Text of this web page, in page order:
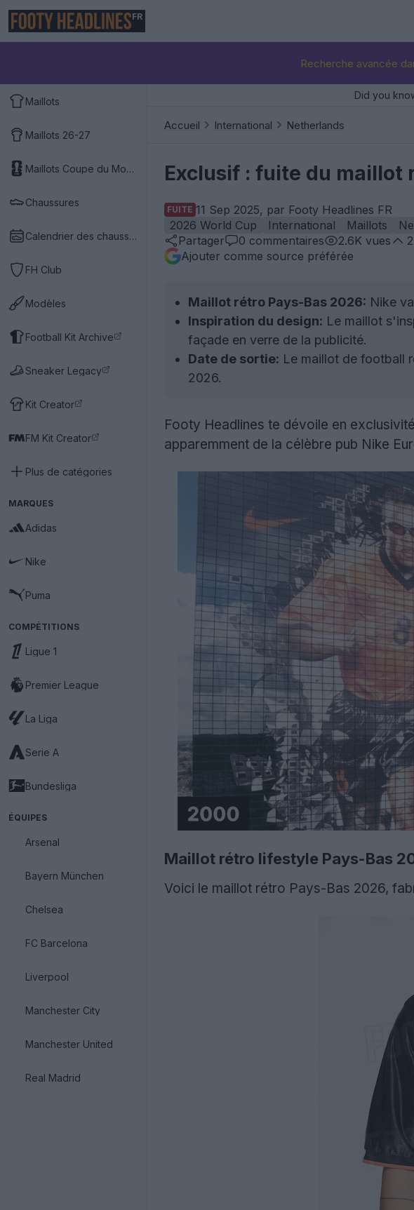
FR
Recherche avancée
Maillots
Maillots 26-27
Maillots Coupe du Monde 2026
Chaussures
Calendrier des chaussures
FH Club
Modèles
Football Kit Archive
Sneaker Legacy
Kit Creator
FM Kit Creator
Plus de catégories
MARQUES
Adidas
Nike
Puma
COMPÉTITIONS
Ligue 1
Premier League
La Liga
Serie A
Bundesliga
ÉQUIPES
Arsenal
Bayern München
Chelsea
FC Barcelona
Liverpool
Manchester City
Manchester United
Real Madrid
Did you
Accueil International Netherlands
Exclusif : fuite du maillot
FUITE 11 Sep 2025, par Footy Headlines FR
2026 World Cup
International Maillots
Partager
0 commentaires 2.6K vues 2
Ajouter comme source préférée
Maillot rétro Pays-Bas 2026: Nike
Inspiration du design: Le maillot
façade en verre de la publicité.
Date de sortie: Le maillot de football
2026.
Footy Headlines te dévoile en
apparemment de la célèbre pub Nike
Maillot rétro lifestyle Pays-Bas
Voici le maillot rétro Pays-Bas 2026,